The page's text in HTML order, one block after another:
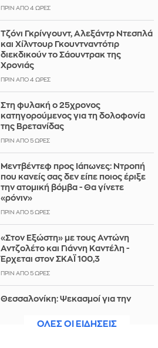
ΠΡΙΝ ΑΠΌ 4 ΏΡΕΣ
Τζόνι Γκρίνγουντ, Αλεξάντρ Ντεσπλά
και Χίλντουρ Γκουντναντότιρ
διεκδικούν το Σάουντρακ της
Χρονιάς
ΠΡΙΝ ΑΠΌ 4 ΏΡΕΣ
Στη φυλακή ο 25χρονος
κατηγορούμενος για τη δολοφονία
της Βρετανίδας
ΠΡΙΝ ΑΠΌ 5 ΏΡΕΣ
Μεντβέντεφ προς Ιάπωνες: Ντροπή
που κανείς σας δεν είπε ποιος έριξε
την ατομική βόμβα - Θα γίνετε
«ρόνιν»
ΠΡΙΝ ΑΠΌ 5 ΏΡΕΣ
«Στον Εξώστη» με τους Αντώνη
Αντζολέτο και Γιάννη Καντέλη -
Έρχεται στον ΣΚΑΪ 100,3
ΠΡΙΝ ΑΠΌ 5 ΏΡΕΣ
Θεσσαλονίκη: Ψεκασμοί για την
12 ΑυγούστουΟΛΕΣ ΟΙ ΕΙΔΗΣΕΙΣ